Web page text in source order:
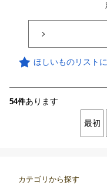
ほしいものリスト
54件あります
最初
カテゴリから探す